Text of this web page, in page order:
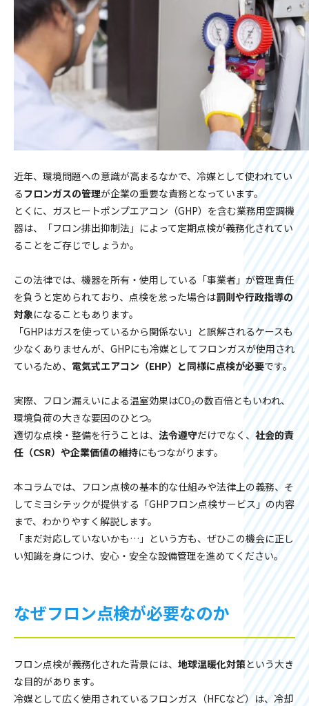
近年、環境問題への意識が高まるなかで、冷媒として使われてい
るフロンガスの管理が企業の重要な責務となっています。
とくに、ガスヒートポンプエアコン（GHP）を含む業務用空調機
器は、「フロン排出抑制法」によって定期点検が義務化されてい
ることをご存じでしょうか。
この法律では、機器を所有・使用している「事業者」が管理責任
を負うと定められており、点検を怠った場合は罰則や行政指導の
対象になることもあります。
「GHPはガスを使っているから関係ない」と誤解されるケースも
少なくありませんが、GHPにも冷媒としてフロンガスが使用され
ているため、 電気式エアコン（EHP）と同様に点検が必要です。
実際、フロン漏えいによる温室効果はCO₂の数百倍ともいわれ、
環境負荷の大きな要因のひとつ。
適切な点検・整備を行うことは、 法令遵守だけでなく、社会的責
任（CSR）や企業価値の維持にもつながります。
本コラムでは、フロン点検の基本的な仕組みや法律上の義務、そ
してミヨシテックが提供する「GHPフロン点検サービス」の内容
まで、わかりやすく解説します。
「まだ対応していないかも…」という方も、ぜひこの機会に正し
い知識を身につけ、安心・安全な設備管理を進めてください。
なぜフロン点検が必要なのか
フロン点検が義務化された背景には、 地球温暖化対策という大き
な目的があります。
冷媒として広く使用されているフロンガス（HFCなど）は、冷却